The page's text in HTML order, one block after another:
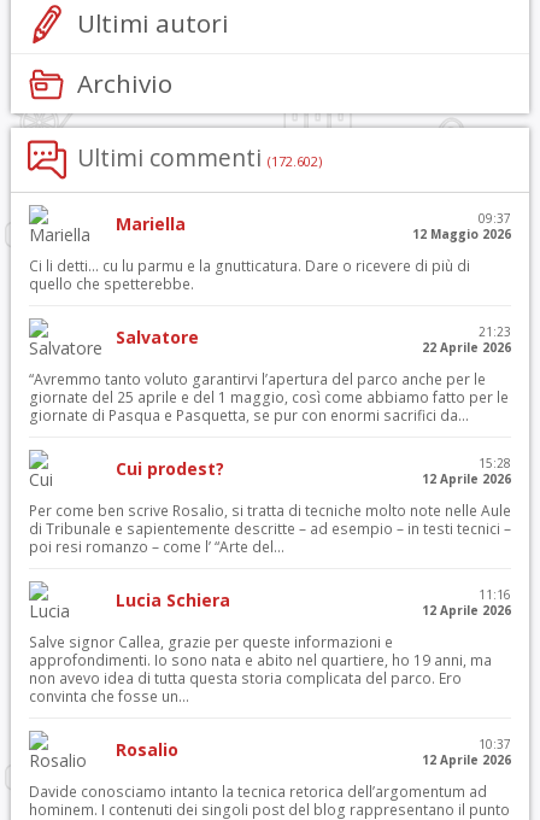
Ultimi autori
Archivio
Ultimi commenti (172.602)
Mariella
09:37
12 Maggio 2026
Ci li detti… cu lu parmu e la gnutticatura. Dare o ricevere di più di
quello che spetterebbe.
Salvatore
21:23
22 Aprile 2026
“Avremmo tanto voluto garantirvi l’apertura del parco anche per le
giornate del 25 aprile e del 1 maggio, così come abbiamo fatto per le
giornate di Pasqua e Pasquetta, se pur con enormi sacrifici da...
Cui prodest?
15:28
12 Aprile 2026
Per come ben scrive Rosalio, si tratta di tecniche molto note nelle Aule
di Tribunale e sapientemente descritte – ad esempio – in testi tecnici –
poi resi romanzo – come l’ “Arte del...
Lucia Schiera
11:16
12 Aprile 2026
Salve signor Callea, grazie per queste informazioni e
approfondimenti. Io sono nata e abito nel quartiere, ho 19 anni, ma
non avevo idea di tutta questa storia complicata del parco. Ero
convinta che fosse un...
Rosalio
10:37
12 Aprile 2026
Davide conosciamo intanto la tecnica retorica dell’argomentum ad
hominem. I contenuti dei singoli post del blog rappresentano il punto